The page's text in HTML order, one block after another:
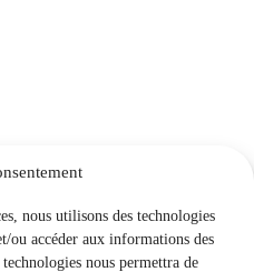
nous utilisons des technologies
ou accéder aux informations des
nous permettra de